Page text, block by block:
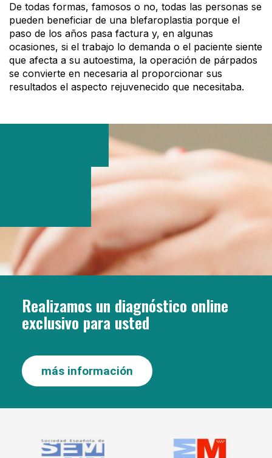
De todas formas, famosos o no, todas las personas se
pueden beneficiar de una blefaroplastia porque el
paso de los años pasa factura y, en algunas
ocasiones, si el trabajo lo demanda o el paciente siente
que afecta a su autoestima, la operación de párpados
se convierte en necesaria al proporcionar sus
resultados el aspecto rejuvenecido que necesitaba.
Realizamos un diagnóstico online
exclusivo para usted
más información